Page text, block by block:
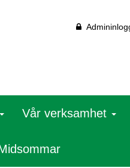
Vår verksamhet